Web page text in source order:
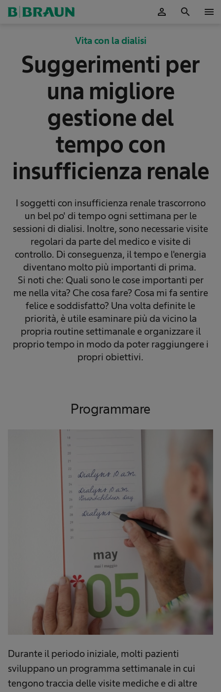
person search menu
Vita con la dialisi
Suggerimenti per
una migliore
gestione del
tempo con
insufficienza renale
I soggetti con insufficienza renale trascorrono
un bel po' di tempo ogni settimana per le
sessioni di dialisi. Inoltre, sono necessarie visite
regolari da parte del medico e visite di
controllo. Di conseguenza, il tempo e l'energia
diventano molto più importanti di prima.
Si noti che: Quali sono le cose importanti per
me nella vita? Che cosa fare? Cosa mi fa sentire
felice e soddisfatto? Una volta definite le
priorità, è utile esaminare più da vicino la
propria routine settimanale e organizzare il
proprio tempo in modo da poter raggiungere i
propri obiettivi.
Programmare
Durante il periodo iniziale, molti pazienti
sviluppano un programma settimanale in cui
tengono traccia delle visite mediche e di altre